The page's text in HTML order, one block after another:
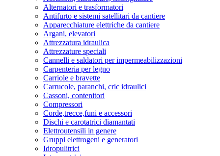
Alternatori e trasformatori
Antifurto e sistemi satellitari da cantiere
Apparecchiature elettriche da cantiere
Argani, elevatori
Attrezzatura idraulica
Attrezzature speciali
Cannelli e saldatori per impermeabilizzazioni
Carpenteria per legno
Carriole e bravette
Carrucole, paranchi, cric idraulici
Cassoni, contenitori
Compressori
Corde,trecce,funi e accessori
Dischi e carotatrici diamantati
Elettroutensili in genere
Gruppi elettrogeni e generatori
Idropulitrici